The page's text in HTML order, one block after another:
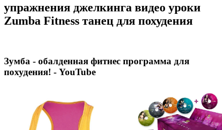
упражнения джелкинга видео уроки
Zumba Fitness танец для похудения
Зумба - обалденная фитнес программа для
похудения! - YouTube